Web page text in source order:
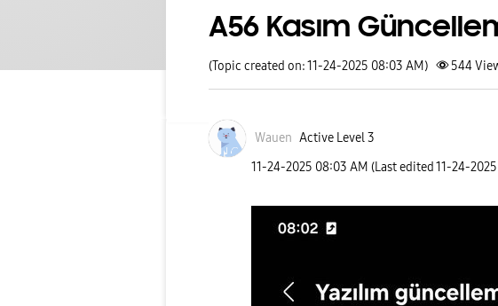
A56 Kasım
(Topic created on: 11-24-2025 08:03 AM) 544
Wauen Active Level 3
‎11-24-2025 08:03 AM (Last edited ‎11-24-2025